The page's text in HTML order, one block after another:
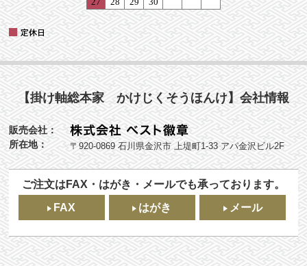
【掛け軸総本家 かけじくそうほんけ】会社情報
販売会社：
所在地：
〒920-0869 石川県金沢市 上堤町1-33 アパ金沢ビル2F
ご注文はFAX・はがき・メールでも承っております。
FAX
はがき メール